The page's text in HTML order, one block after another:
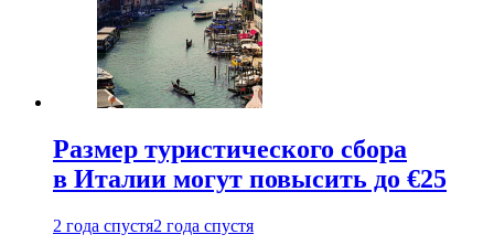
Размер туристического сбора
в Италии могут повысить до €25
2 года спустя2 года спустя